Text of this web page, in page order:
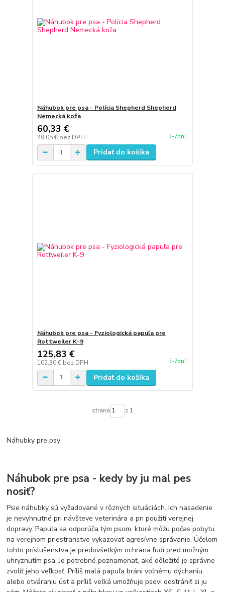
Náhubok pre psa - Polícia Shepherd Shepherd
Nemecká koža
60,33 €
49,05 € bez DPH 3-7dní
Pridať do košíka
Náhubok pre psa - Fyziologická papuľa pre
Rottweiler K-9
125,83 €
102,30 € bez DPH 3-7dní
Pridať do košíka
strana z 1
Náhubky pre psy
Náhubok pre psa - kedy by ju mal pes
nosiť?
Psie náhubky sú vyžadované v rôznych situáciách. Ich nasadenie
je nevyhnutné pri návšteve veterinára a pri použití verejnej
dopravy. Papuľa sa odporúča tým psom, ktoré môžu počas pobytu
na verejnom priestranstve vykazovať agresívne správanie. Účelom
tohto príslušenstva je predovšetkým ochrana ľudí pred možným
uhryznutím psa. Je potrebné poznamenať, aké dôležité je správne
zvoliť jeho veľkosť. Príliš malá papuľa bráni voľnému dýchaniu
alebo otváraniu úst a príliš veľká umožňuje psovi odstrániť si ju